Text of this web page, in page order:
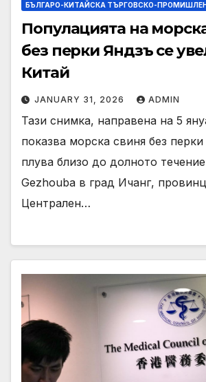
БЪЛГАРО-КИТАЙСКА ТЪРГОВСКО-
Популацията на
без перки Яндзъ се
Китай
JANUARY 31, 2026 ADMIN
Тази снимка, направена на 5
показва морска свиня без
плува близо до долното
Gezhouba в град Ичанг,
Централен…